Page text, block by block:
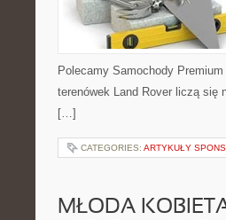
Polecamy Samochody
terenówek Land Rover liczą się
[…]
CATEGORIES: ARTYKUŁY
MŁODA